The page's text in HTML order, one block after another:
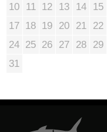
10
11 12 13 14 15
17 18 19 20 21 22
24 25 26 27 28 29
31